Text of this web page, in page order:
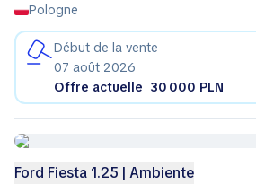
Pologne
Début de la vente
07 août 2026
Offre actuelle 30 000 PLN
Ford Fiesta 1.25 | Ambiente